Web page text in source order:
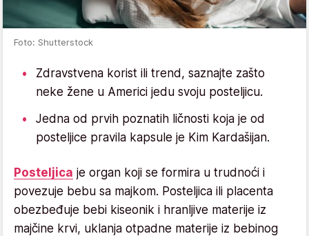
Foto: Shutterstock
Zdravstvena korist ili trend, saznajte zašto
neke žene u Americi jedu svoju posteljicu.
Jedna od prvih poznatih ličnosti koja je od
posteljice pravila kapsule je Kim Kardašijan.
Posteljica je organ koji se formira u trudnoći i
povezuje bebu sa majkom. Posteljica ili placenta
obezbeđuje bebi kiseonik i hranljive materije iz
majčine krvi, uklanja otpadne materije iz bebinog